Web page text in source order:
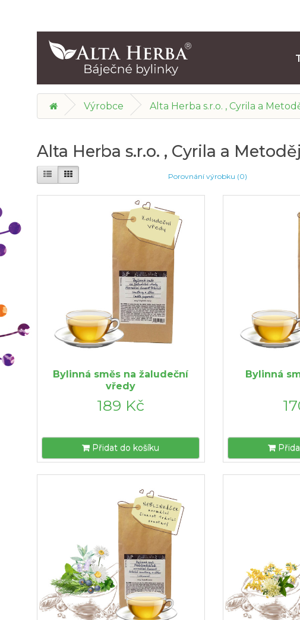
Výrobce Alta Herba s.r.o. , Cyrila a
Alta Herba s.r.o. , Cyrila a
Porovnání výrobku (0)
Bylinná směs na žaludeční
vředy
189 Kč
Přidat do košíku
Bylinná